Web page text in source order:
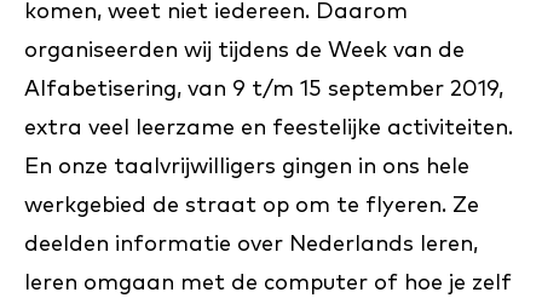
komen, weet niet iedereen. Daarom
organiseerden wij tijdens de Week van de
Alfabetisering, van 9 t/m 15 september 2019,
extra veel leerzame en feestelijke activiteiten.
En onze taalvrijwilligers gingen in ons hele
werkgebied de straat op om te flyeren. Ze
deelden informatie over Nederlands leren,
leren omgaan met de computer of hoe je zelf